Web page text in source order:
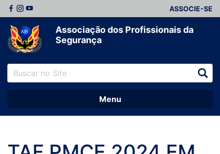
ASSOCIE-SE
Associação dos Profissionais da
Segurança
Menu